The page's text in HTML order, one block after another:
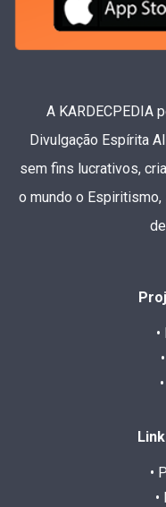
A KARDECPEDIA
Divulgação Espírita
sem fins lucrativos,
o mundo o
•